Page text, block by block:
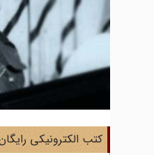
کتب الکترونیکی